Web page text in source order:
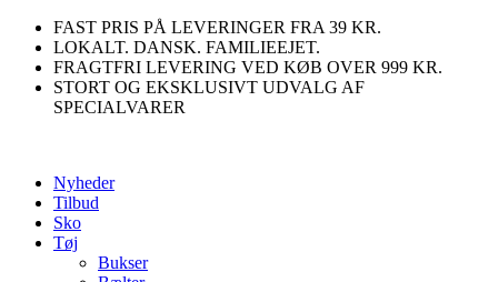
Videre
indhold
FAST PRIS PÅ LEVERINGER FRA 39 KR.
LOKALT. DANSK. FAMILIEEJET.
FRAGTFRI LEVERING VED KØB OVER 999 KR.
STORT OG EKSKLUSIVT UDVALG AF
SPECIALVARER
Nyheder
Tilbud
Sko
Tøj
Bukser